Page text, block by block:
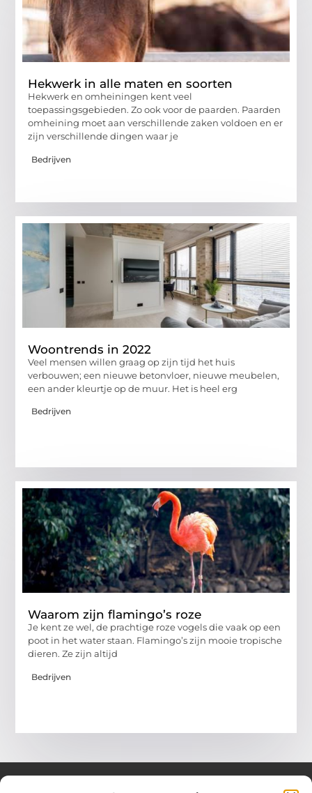
Hekwerk in alle maten en soorten
Hekwerk en omheiningen kent veel
toepassingsgebieden. Zo ook voor de paarden. Paarden
omheining moet aan verschillende zaken voldoen en er
zijn verschillende dingen waar je
Bedrijven
Woontrends in 2022
Veel mensen willen graag op zijn tijd het huis
verbouwen; een nieuwe betonvloer, nieuwe meubelen,
een ander kleurtje op de muur. Het is heel erg
Bedrijven
Waarom zijn flamingo’s roze
Je kent ze wel, de prachtige roze vogels die vaak op een
poot in het water staan. Flamingo’s zijn mooie tropische
dieren. Ze zijn altijd
Bedrijven